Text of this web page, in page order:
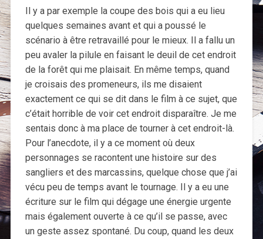
Il y a par exemple la coupe des bois qui a eu lieu
quelques semaines avant et qui a poussé le
scénario à être retravaillé pour le mieux. Il a fallu un
peu avaler la pilule en faisant le deuil de cet endroit
de la forêt qui me plaisait. En même temps, quand
je croisais des promeneurs, ils me disaient
exactement ce qui se dit dans le film à ce sujet, que
c’était horrible de voir cet endroit disparaître. Je me
sentais donc à ma place de tourner à cet endroit-là.
Pour l’anecdote, il y a ce moment où deux
personnages se racontent une histoire sur des
sangliers et des marcassins, quelque chose que j’ai
vécu peu de temps avant le tournage. Il y a eu une
écriture sur le film qui dégage une énergie urgente
mais également ouverte à ce qu’il se passe, avec
un geste assez spontané. Du coup, quand les deux